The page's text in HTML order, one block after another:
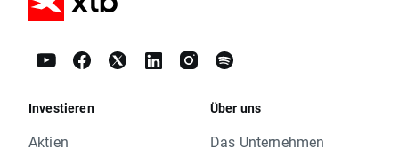
Investieren
Aktien
Über uns
Das Unternehmen